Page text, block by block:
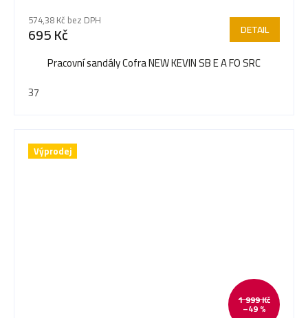
574,38 Kč bez DPH
695 Kč DETAIL
Pracovní sandály Cofra NEW KEVIN SB E A FO SRC
37
Výprodej
1 999 Kč
–49 %